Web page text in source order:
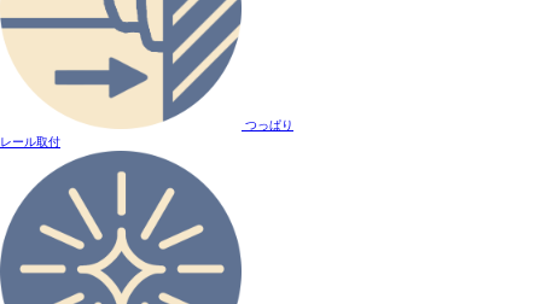
つっぱり
レール取付